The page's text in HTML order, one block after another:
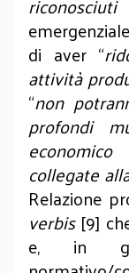
di aver “
attività
“non
profondi
collegate
Relazione
verbis[9]
e, in